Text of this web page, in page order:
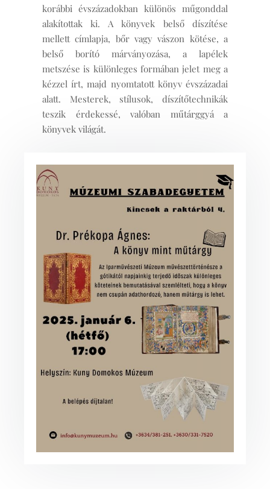
korábbi évszázadokban különös műgonddal
alakítottak ki. A könyvek belső díszítése
mellett címlapja, bőr vagy vászon kötése, a
belső borító márványozása, a lapélek
metszése is különleges formában jelet meg a
kézzel írt, majd nyomtatott könyv évszázadai
alatt. Mesterek, stílusok, díszítőtechnikák
teszik érdekessé, valóban műtárggyá a
könyvek világát.